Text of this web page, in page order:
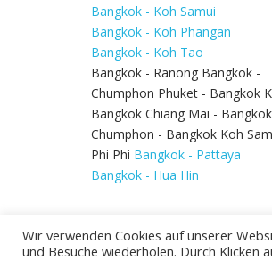
Bangkok - Koh Samui
Bangkok - Koh Phangan
Bangkok - Koh Tao
Bangkok - Ranong Bangkok -
Chumphon Phuket - Bangkok
Bangkok Chiang Mai - Bangkok
Chumphon - Bangkok Koh
Phi Phi Bangkok - Pattaya
Bangkok - Hua Hin
Wir verwenden Cookies auf unserer
und Besuche wiederholen. Durch Klicken